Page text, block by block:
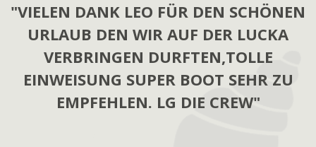
"VIELEN DANK LEO FÜR DEN SCHÖNEN
URLAUB DEN WIR AUF DER LUCKA
VERBRINGEN DURFTEN,TOLLE
EINWEISUNG SUPER BOOT SEHR ZU
EMPFEHLEN. LG DIE CREW"
"CRUISING WITH CLASSIC ADRIA WAS
ONE OF THE BEST EXPERIENCES IN MY
LIFE! THANK YOU AND SEE YOU AGAIN
NEXT YEAR!"